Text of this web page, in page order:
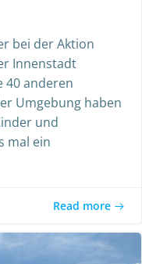
bei der Aktion
Innenstadt
40 anderen
Umgebung haben
und
mal ein
Read more